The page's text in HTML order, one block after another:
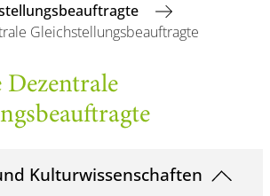
Gleichstellungsbeauftragte
Kulturwissenschaften